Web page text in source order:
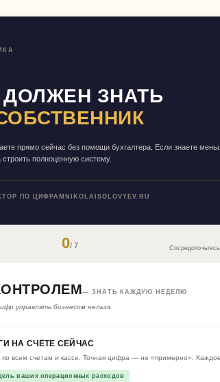
ЗНАТЬ
прямо сейчас без помощи бухгалтера. Если знаете
полноценную систему.
ПО ЦИФРАМ NIKOLAISOLOVYEV.RU
0/ 7
— ЗНАТЬ КАЖДУЮ НЕДЕЛЮ
управлять бизнесом нельзя.
НА СЧЁТЕ СЕЙЧАС
по всем счетам и кассе. Точная цифра — не «примерно». Каждое
ваших операционных расходов